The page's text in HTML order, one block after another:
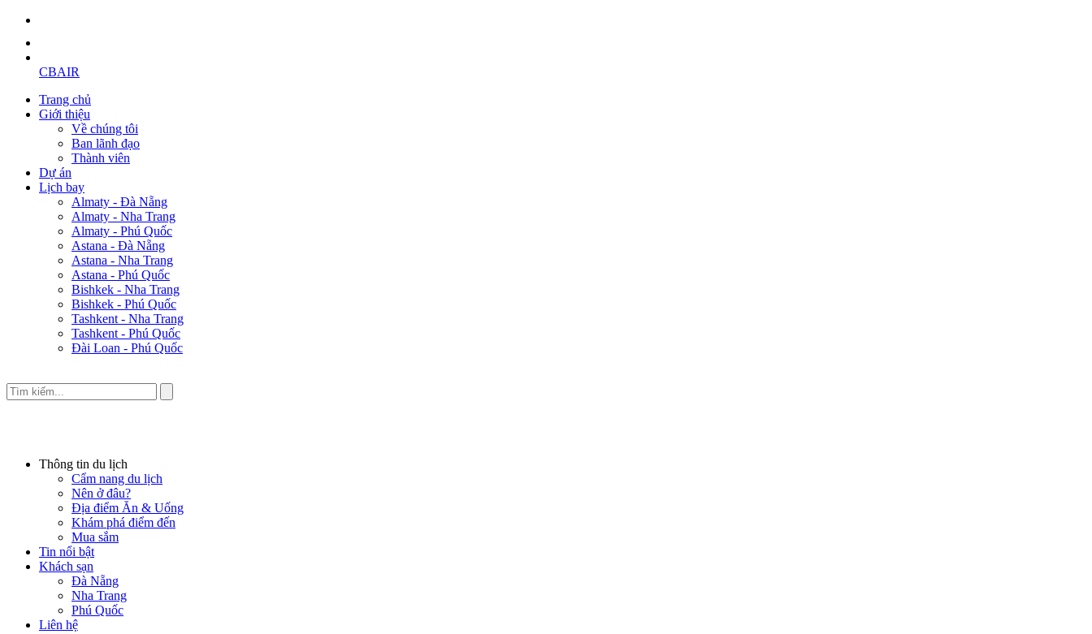
CBAIR
Trang chủ
Giới thiệu
Về chúng tôi
Ban lãnh đạo
Thành viên
Dự án
Lịch bay
Almaty - Đà Nẵng
Almaty - Nha Trang
Almaty - Phú Quốc
Astana - Đà Nẵng
Astana - Nha Trang
Astana - Phú Quốc
Bishkek - Nha Trang
Bishkek - Phú Quốc
Tashkent - Nha Trang
Tashkent - Phú Quốc
Đài Loan - Phú Quốc
Thông tin du lịch
Cẩm nang du lịch
Nên ở đâu?
Địa điểm Ăn & Uống
Khám phá điểm đến
Mua sắm
Tin nổi bật
Khách sạn
Đà Nẵng
Nha Trang
Phú Quốc
Liên hệ